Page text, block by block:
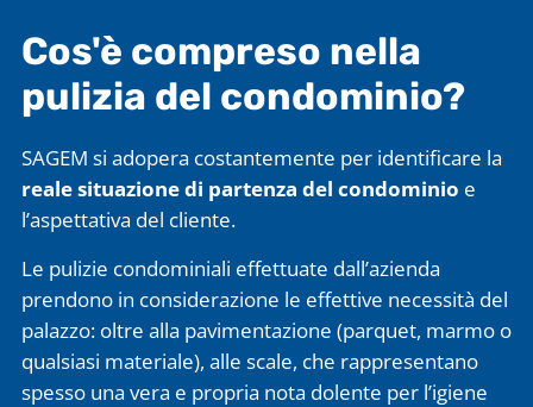
Cos'è compreso nella
pulizia del condominio?
SAGEM si adopera costantemente per identificare la
reale situazione di partenza del condominio e
l’aspettativa del cliente.
Le pulizie condominiali effettuate dall’azienda
prendono in considerazione le effettive necessità del
palazzo: oltre alla pavimentazione (parquet, marmo o
qualsiasi materiale), alle scale, che rappresentano
spesso una vera e propria nota dolente per l’igiene